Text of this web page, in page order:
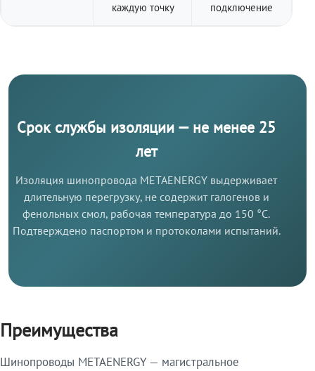
каждую точку
подключение
Срок службы изоляции — не менее 25
лет
Изоляция шинопровода METAENERGY выдерживает
длительную перегрузку, не содержит галогенов и
фенольных смол, рабочая температура до 150 °C.
Подтверждено паспортом и протоколами испытаний.
Преимущества
Шинопроводы METAENERGY — магистральное